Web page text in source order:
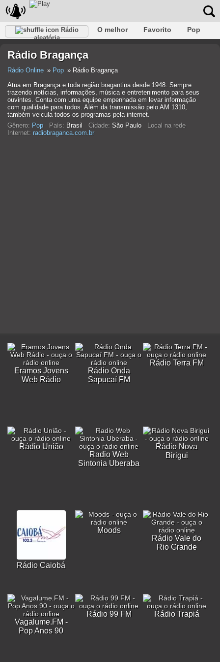
Rádio
aleatória
O melhor Favorito
Pop
Rap
Falk Jazz
Rádio Bragança
Rádio Online Pop
Rádio Bragança
Atua em Bragança e toda região bragantina desde 1948. Sempre
trazendo notícias, informações, música e entretenimento para seus
ouvintes. Conta com uma equipe empenhada em levar informação
com qualidade para todos. Além da transmissão pelo AM 1310,
também veicula todos os programas pela internet.
Gênero: Pop País: Brasil Cidade: São Paulo
Local na rede
Internet: radiobraganca.com.br
Eramos Jovens
Web Rádio
Rádio Onda
Sapucaí FM
Rádio Terra FM
Rádio União
Radio Web
Sintonia Uberaba
Rádio Nova
Birigui
Rádio Caiobá
Moods
Rádio Vale do
Rio Grande
Vagalume.FM -
Pop Anos 90
Rádio 99 FM Rádio Trapiá